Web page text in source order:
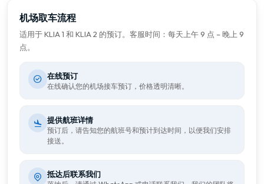
机场取车流程
适用于 KLIA 1 和 KLIA 2 的预订。客服时间：每天上午 9 点 – 晚上 9
点。
在线预订
在线确认您的机场接车预订，价格透明清晰。
提供航班详情
预订后，请告知您的航班号和预计到达时间，以便我们安排
接送。
抵达后联系我们